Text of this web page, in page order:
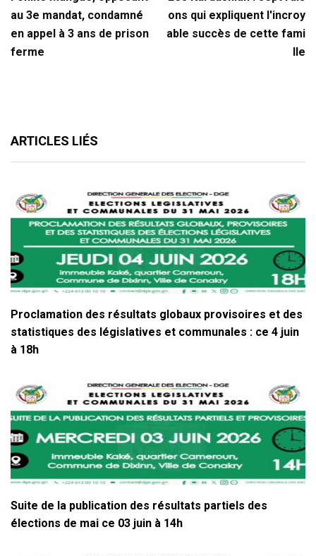
au 3e mandat, condamné
en appel à 3 ans de prison
ferme
ons qui expliquent l'incroy
able succès de cette fami
lle
ARTICLES LIÉS
Proclamation des résultats globaux provisoires et des
statistiques des législatives et communales : ce 4 juin
à 18h
Suite de la publication des résultats partiels des
élections de mai ce 03 juin à 14h